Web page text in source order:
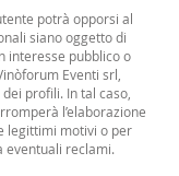
potrà opporsi al
siano oggetto di
interesse pubblico o
Eventi srl,
profili. In tal caso,
l’elaborazione
legittimi motivi o per
eventuali reclami.